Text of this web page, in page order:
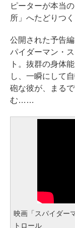
ピーターが本当
所」へたどりつ
公開された予告
パイダーマン・
ト。抜群の身体
し、一瞬にして
砲な彼が、まる
む……
映画「スパイダー
トロール